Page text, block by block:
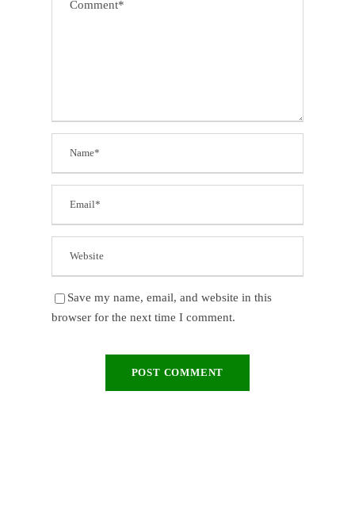
Save my name, email, and website in this
browser for the next time I comment.